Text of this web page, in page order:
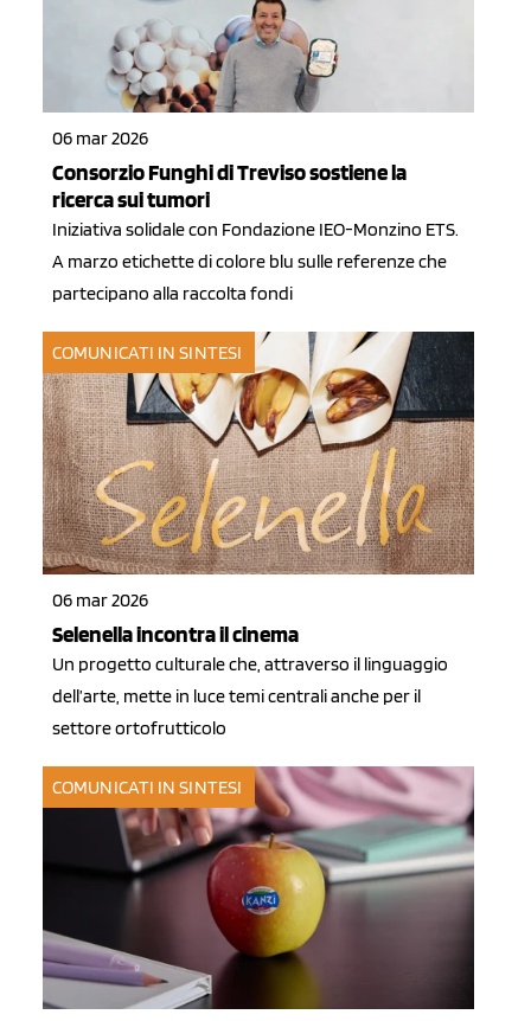
06 mar 2026
Consorzio Funghi di Treviso sostiene la
ricerca sui tumori
Iniziativa solidale con Fondazione IEO-Monzino ETS.
A marzo etichette di colore blu sulle referenze che
partecipano alla raccolta fondi
COMUNICATI IN SINTESI
06 mar 2026
Selenella incontra il cinema
Un progetto culturale che, attraverso il linguaggio
dell’arte, mette in luce temi centrali anche per il
settore ortofrutticolo
COMUNICATI IN SINTESI